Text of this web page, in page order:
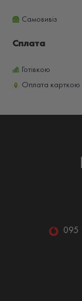
Самовивіз
Сплата
Готівкою
Оплата карткою
095